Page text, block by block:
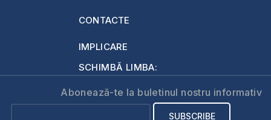
CONTACTE
IMPLICARE
SCHIMBĂ LIMBA:
Abonează-te la buletinul nostru informativ